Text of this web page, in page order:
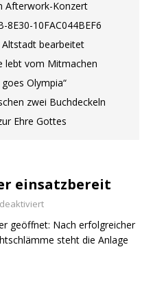
einsatzbereit
geöffnet: Nach erfolgreicher
steht die Anlage